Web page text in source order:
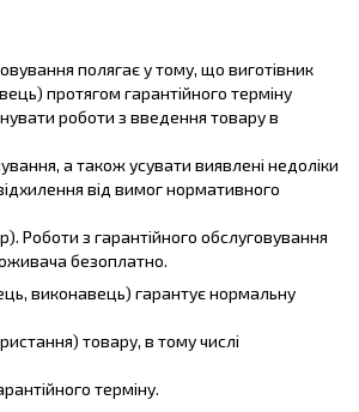
полягає у тому, що виготівник
протягом гарантійного терміну
роботи з введення товару в
а також усувати виявлені недоліки
від вимог нормативного
Роботи з гарантійного обслуговування
безоплатно.
виконавець) гарантує нормальну
товару, в тому числі
терміну.